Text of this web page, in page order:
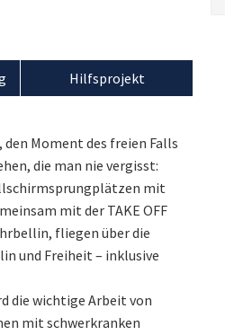
Moment des freien Falls
die man nie vergisst:
mit
mit der TAKE OFF
fliegen über die
und Freiheit – inklusive
die wichtige Arbeit von
mit schwerkranken
Hilfsprojekt